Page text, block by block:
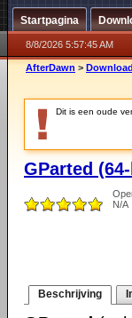
Startpagina
8/8/2026 5:57:45 AM
AfterDawn >
Dit is een oude
GParted
N/A
Beschrijving